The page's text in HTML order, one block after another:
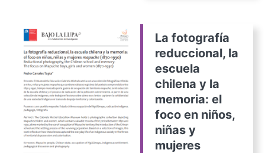
La fotografía
reduccional, la
escuela
chilena y la
memoria: el
foco en niños,
niñas y
mujeres